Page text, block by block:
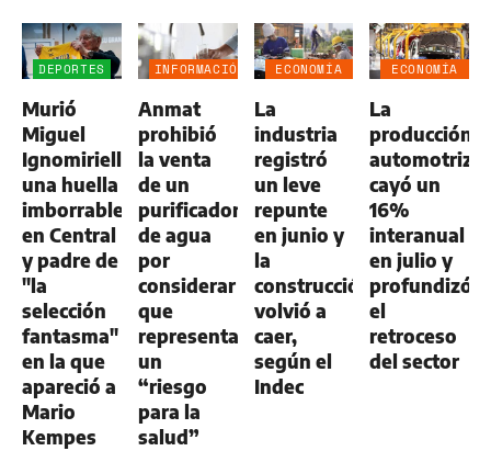
DEPORTES
Murió
Miguel
Ignomiriello:
una huella
imborrable
en Central
y padre de
"la
selección
fantasma"
en la que
apareció a
Mario
Kempes
INFORMACIÓN
Anmat
prohibió
la venta
de un
purificador
de agua
por
considerar
que
representa
un
“riesgo
para la
salud”
ECONOMÍA
La
industria
registró
un leve
repunte
en junio y
la
construcción
volvió a
caer,
según el
Indec
ECONOMÍA
La
producción
automotriz
cayó un
16%
interanual
en julio y
profundizó
el
retroceso
del sector